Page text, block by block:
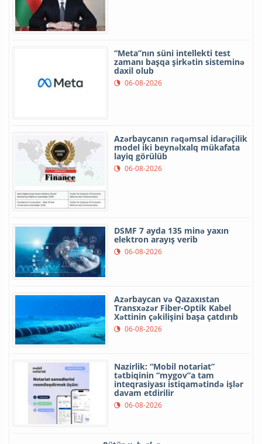
“Meta”nın süni intellekti test
zamanı başqa şirkətin sisteminə
daxil olub
06-08-2026
Azərbaycanın rəqəmsal idarəçilik
model iki beynəlxalq mükafata
layiq görülüb
06-08-2026
DSMF 7 ayda 135 minə yaxın
elektron arayış verib
06-08-2026
Azərbaycan və Qazaxıstan
Transxəzər Fiber-Optik Kabel
Xəttinin çəkilişini başa çatdırıb
06-08-2026
Nazirlik: “Mobil notariat”
tətbiqinin “mygov”a tam
inteqrasiyası istiqamətində işlər
davam etdirilir
06-08-2026